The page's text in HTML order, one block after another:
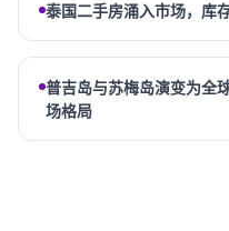
泰国二手房涌入市场，库
普吉岛与苏梅岛演变为全
场格局